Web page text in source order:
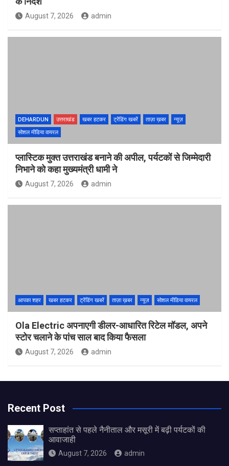
August 7, 2026 admin
DEHARDUN उत्तराखंड खबर हटकर ट्रेंडिंग खबरें ताज़ा ख़बर
न्यूज़
सोशल मीडिया वायरल
प्लास्टिक मुक्त उत्तराखंड बनाने की अपील, पर्यटकों से जिम्मेदारी
निभाने को कहा मुख्यमंत्री धामी ने
August 7, 2026 admin
आपका शहर खबर हटकर ट्रेंडिंग खबरें ताज़ा ख़बर न्यूज़ सोशल मीडिया वायरल
Ola Electric अपनाएगी डीलर-आधारित रिटेल मॉडल, अपने
स्टोर चलाने के पांच साल बाद किया फैसला
August 7, 2026 admin
Recent Post
सप्ताहांत से पहले नैनीताल और मसूरी में बढ़ी पर्यटकों की
आवाजाही
August 7, 2026 admin